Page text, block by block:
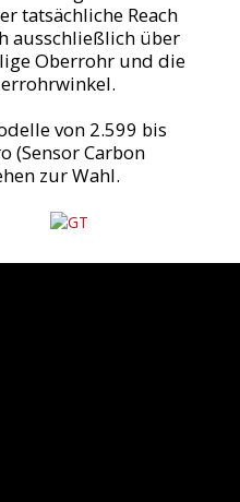
tatsächliche Reach
ausschließlich über
Oberrohr und die
von 2.599 bis
(Sensor Carbon
zur Wahl.